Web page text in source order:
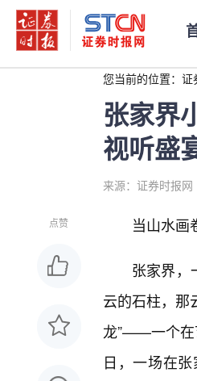
您当前的位置： 证
张家界
视听盛
来源：证券时报网
点赞 当山水画
张家界，
云的石柱，那
龙”——一个在
日，一场在